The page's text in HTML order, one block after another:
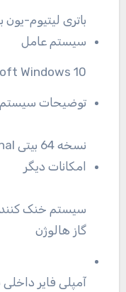
باتری لیتیوم-یون با
سیستم عامل
Windows 10
توضیحات
نسخه 64 بیتی Professional
امکانات دیگر
گاز هالوژن
آمپلی فایر